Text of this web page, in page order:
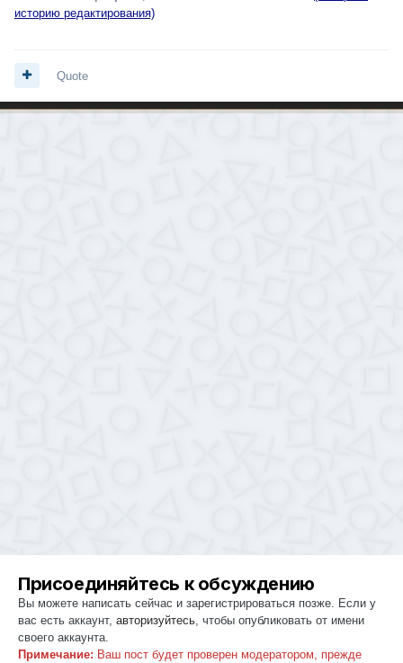
историю редактирования)
Quote
Присоединяйтесь к обсуждению
Вы можете написать сейчас и зарегистрироваться позже. Если у
вас есть аккаунт, авторизуйтесь , чтобы опубликовать от имени
своего аккаунта.
Примечание: Ваш пост будет проверен модератором, прежде